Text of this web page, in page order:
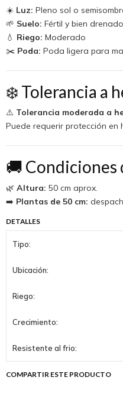
☀️ Luz: Pleno sol o
🌱 Suelo: Fértil y bien drenado
💧 Riego: Moderado
✂️ Poda: Poda ligera para
❄️ Tolerancia a
⚠️ Tolerancia moderada a
Puede requerir protección en
🚚 Condiciones
🌿 Altura: 50 cm aprox.
➡️ Plantas de 50 cm:
DETALLES
Tipo:
Ubicación:
Riego:
Crecimiento:
Resistente al frio:
COMPARTIR ESTE PRODUCTO